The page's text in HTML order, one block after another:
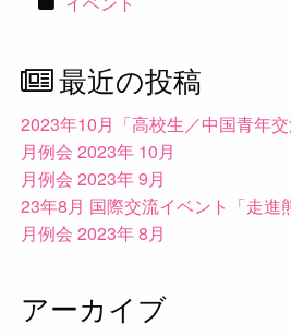
最近の投稿
2023年10月「高校生／中国青年
月例会 2023年 10月
月例会 2023年 9月
23年8月 国際交流イベント「走進
月例会 2023年 8月
アーカイブ